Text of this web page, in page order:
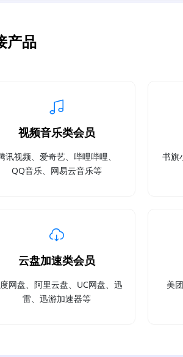
产品
视频音乐类会员
讯视频、爱奇艺、哔哩哔哩、
QQ音乐、网易云音乐等
书旗
云盘加速类会员
网盘、阿里云盘、UC网盘、迅
雷、迅游加速器等
美